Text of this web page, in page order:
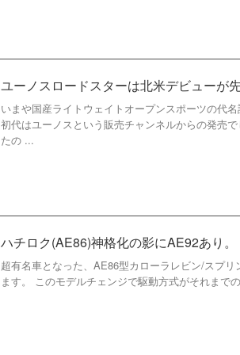
ユーノスロードスターは北米デビューが
いまや国産ライトウェイトオープンスポーツの代
初代はユーノスという販売チャンネルからの発売
たの ...
ハチロク(AE86)神格化の影にAE92あり。
超有名車となった、AE86型カローラレビン/スプ
ます。 このモデルチェンジで駆動方式がそれまで